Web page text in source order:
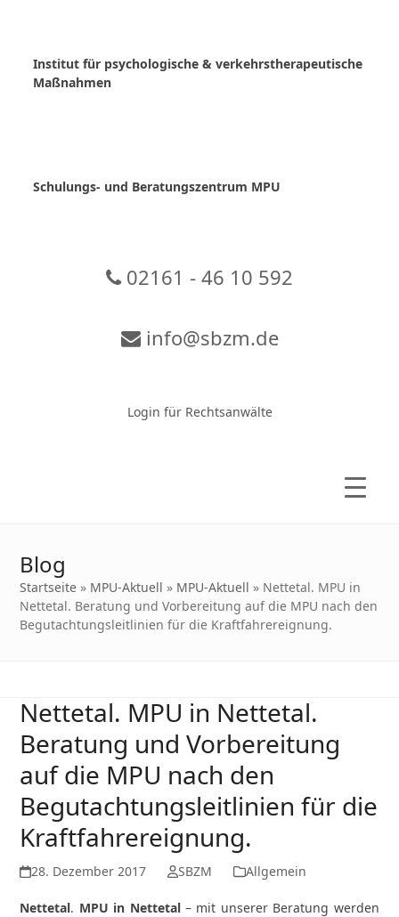
Institut für psychologische & verkehrstherapeutische
Maßnahmen
Schulungs- und Beratungszentrum MPU
02161 - 46 10 592
info@sbzm.de
Login für Rechtsanwälte
Blog
Startseite » MPU-Aktuell » MPU-Aktuell » Nettetal. MPU in
Nettetal. Beratung und Vorbereitung auf die MPU nach den
Begutachtungsleitlinien für die Kraftfahrereignung.
Nettetal. MPU in Nettetal.
Beratung und Vorbereitung
auf die MPU nach den
Begutachtungsleitlinien für die
Kraftfahrereignung.
28. Dezember 2017 SBZM Allgemein
Nettetal. MPU in Nettetal– mit unserer Beratung werden